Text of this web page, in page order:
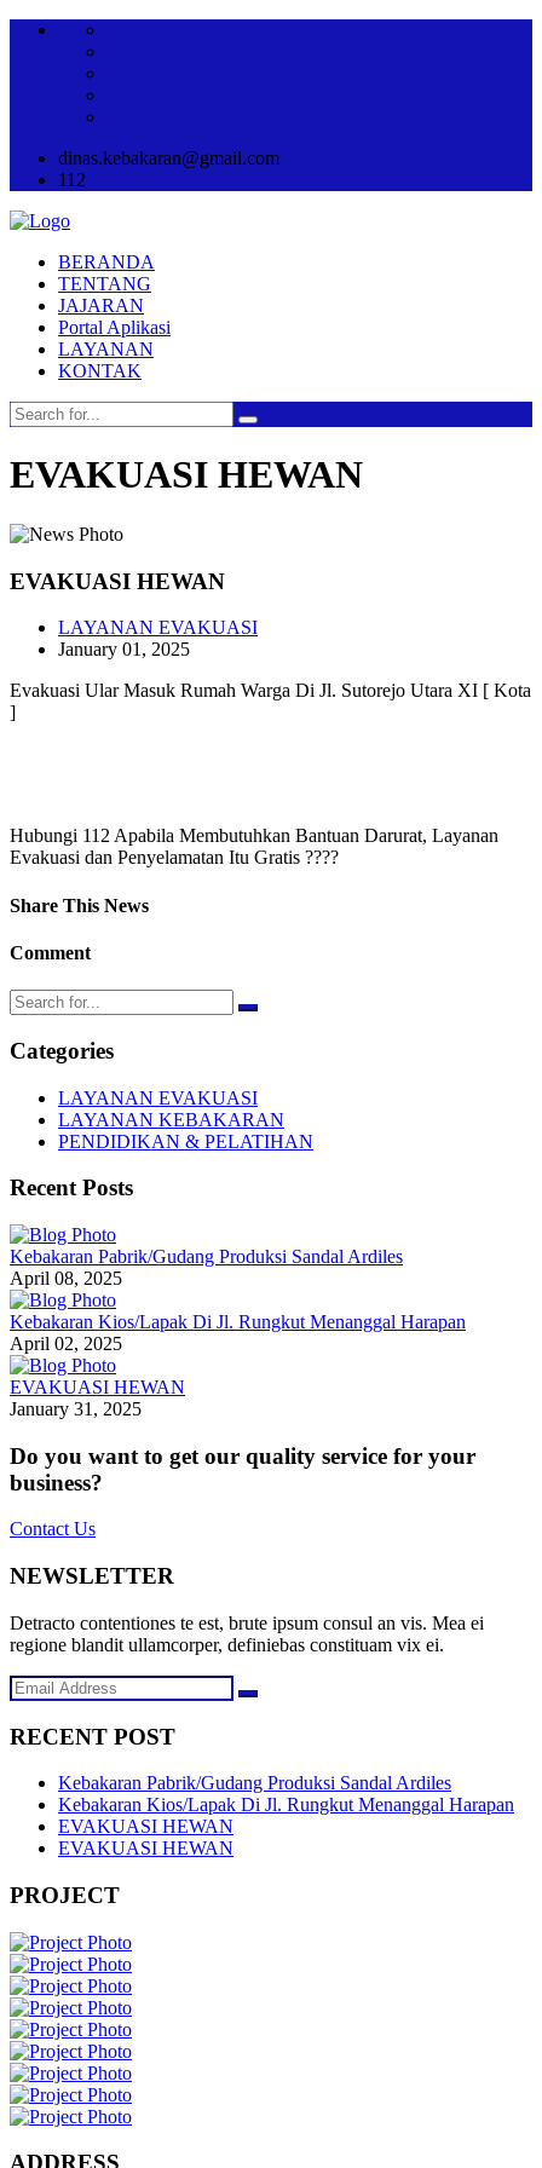
dinas.kebakaran@gmail.com
112
BERANDA
TENTANG
JAJARAN
Portal Aplikasi
LAYANAN
KONTAK
EVAKUASI HEWAN
EVAKUASI HEWAN
LAYANAN EVAKUASI
January 01, 2025
Evakuasi Ular Masuk Rumah Warga Di Jl. Sutorejo Utara XI [ Kota
]
Hubungi 112 Apabila Membutuhkan Bantuan Darurat, Layanan
Evakuasi dan Penyelamatan Itu Gratis ????
Share This News
Comment
Categories
LAYANAN EVAKUASI
LAYANAN KEBAKARAN
PENDIDIKAN & PELATIHAN
Recent Posts
Kebakaran Pabrik/Gudang Produksi Sandal Ardiles
April 08, 2025
Kebakaran Kios/Lapak Di Jl. Rungkut Menanggal Harapan
April 02, 2025
EVAKUASI HEWAN
January 31, 2025
Do you want to get our quality service for your
business?
Contact Us
NEWSLETTER
Detracto contentiones te est, brute ipsum consul an vis. Mea ei
regione blandit ullamcorper, definiebas constituam vix ei.
RECENT POST
Kebakaran Pabrik/Gudang Produksi Sandal Ardiles
Kebakaran Kios/Lapak Di Jl. Rungkut Menanggal Harapan
EVAKUASI HEWAN
EVAKUASI HEWAN
PROJECT